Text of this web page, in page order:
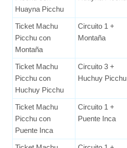
Huayna Picchu
Ticket Machu
Picchu con
Montaña
Circuito 1 +
Montaña
Ticket Machu
Picchu con
Huchuy Picchu
Circuito 3 +
Huchuy Picchu
Ticket Machu
Picchu con
Puente Inca
Circuito 1 +
Puente Inca